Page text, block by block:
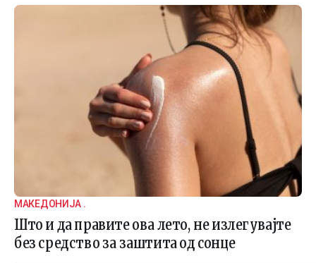
МАКЕДОНИЈА .
Што и да правите ова лето, не излегувајте
без средство за заштита од сонце